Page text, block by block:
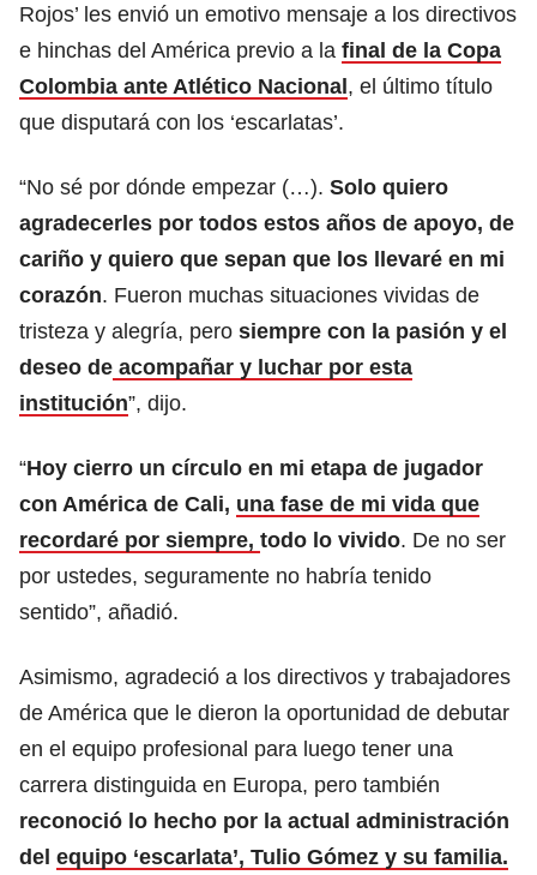
Rojos’ les envió un emotivo mensaje a los directivos
e hinchas del América previo a la final de la Copa
Colombia ante Atlético Nacional, el último título
que disputará con los ‘escarlatas’.
“No sé por dónde empezar (…). Solo quiero
agradecerles por todos estos años de apoyo, de
cariño y quiero que sepan que los llevaré en mi
corazón. Fueron muchas situaciones vividas de
tristeza y alegría, pero siempre con la pasión y el
deseo de acompañar y luchar por esta
institución”, dijo.
“Hoy cierro un círculo en mi etapa de jugador
con América de Cali, una fase de mi vida que
recordaré por siempre, todo lo vivido. De no ser
por ustedes, seguramente no habría tenido
sentido”, añadió.
Asimismo, agradeció a los directivos y trabajadores
de América que le dieron la oportunidad de debutar
en el equipo profesional para luego tener una
carrera distinguida en Europa, pero también
reconoció lo hecho por la actual administración
del equipo ‘escarlata’, Tulio Gómez y su familia.